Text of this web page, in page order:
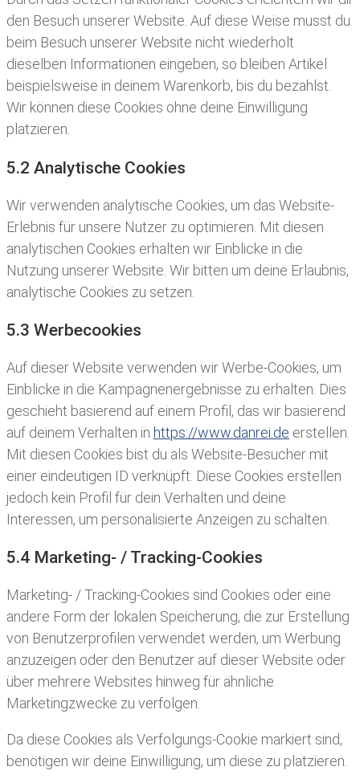
den Besuch unserer Website. Auf diese Weise musst du
beim Besuch unserer Website nicht wiederholt
dieselben Informationen eingeben, so bleiben Artikel
beispielsweise in deinem Warenkorb, bis du bezahlst.
Wir können diese Cookies ohne deine Einwilligung
platzieren.
5.2 Analytische Cookies
Wir verwenden analytische Cookies, um das Website-
Erlebnis für unsere Nutzer zu optimieren. Mit diesen
analytischen Cookies erhalten wir Einblicke in die
Nutzung unserer Website. Wir bitten um deine Erlaubnis,
analytische Cookies zu setzen.
5.3 Werbecookies
Auf dieser Website verwenden wir Werbe-Cookies, um
Einblicke in die Kampagnenergebnisse zu erhalten. Dies
geschieht basierend auf einem Profil, das wir basierend
auf deinem Verhalten in https://www.danrei.de erstellen.
Mit diesen Cookies bist du als Website-Besucher mit
einer eindeutigen ID verknüpft. Diese Cookies erstellen
jedoch kein Profil für dein Verhalten und deine
Interessen, um personalisierte Anzeigen zu schalten.
5.4 Marketing- / Tracking-Cookies
Marketing- / Tracking-Cookies sind Cookies oder eine
andere Form der lokalen Speicherung, die zur Erstellung
von Benutzerprofilen verwendet werden, um Werbung
anzuzeigen oder den Benutzer auf dieser Website oder
über mehrere Websites hinweg für ähnliche
Marketingzwecke zu verfolgen.
Da diese Cookies als Verfolgungs-Cookie markiert sind,
benötigen wir deine Einwilligung, um diese zu platzieren.